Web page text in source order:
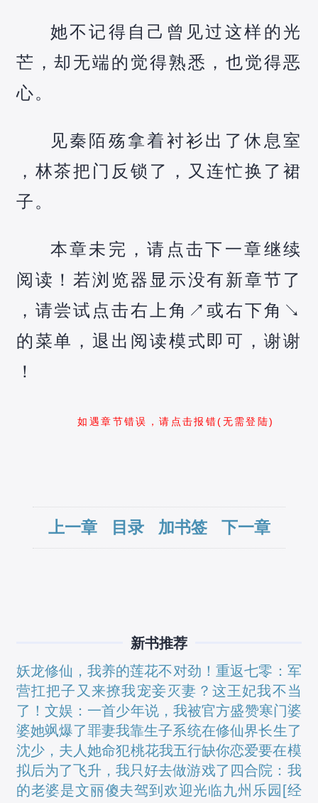
她不记得自己曾见过这样的光
芒，却无端的觉得熟悉，也觉得恶
心。
见秦陌殇拿着衬衫出了休息室
，林茶把门反锁了，又连忙换了裙
子。
本章未完，请点击下一章继续
阅读！若浏览器显示没有新章节了
，请尝试点击右上角↗️或右下角↘️
的菜单，退出阅读模式即可，谢谢
！
如遇章节错误，请点击报错(无需登陆)
上一章 目录 加书签 下一章
新书推荐
妖龙修仙，我养的莲花不对劲！ 重返七零：军
营扛把子又来撩我宠妾灭妻？这王妃我不当
了！ 文娱：一首少年说，我被官方盛赞寒门婆
婆她飒爆了罪妻我靠生子系统在修仙界长生了
沈少，夫人她命犯桃花我五行缺你恋爱要在模
拟后为了飞升，我只好去做游戏了 四合院：我
的老婆是文丽傻夫驾到 欢迎光临九州乐园[经